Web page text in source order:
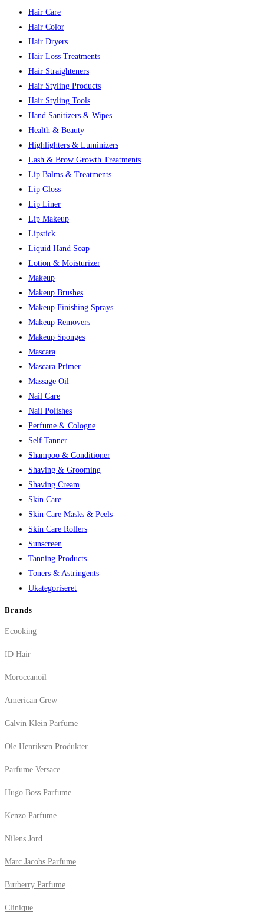
Hair Care
Hair Color
Hair Dryers
Hair Loss Treatments
Hair Straighteners
Hair Styling Products
Hair Styling Tools
Hand Sanitizers & Wipes
Health & Beauty
Highlighters & Luminizers
Lash & Brow Growth Treatments
Lip Balms & Treatments
Lip Gloss
Lip Liner
Lip Makeup
Lipstick
Liquid Hand Soap
Lotion & Moisturizer
Makeup
Makeup Brushes
Makeup Finishing Sprays
Makeup Removers
Makeup Sponges
Mascara
Mascara Primer
Massage Oil
Nail Care
Nail Polishes
Perfume & Cologne
Self Tanner
Shampoo & Conditioner
Shaving & Grooming
Shaving Cream
Skin Care
Skin Care Masks & Peels
Skin Care Rollers
Sunscreen
Tanning Products
Toners & Astringents
Ukategoriseret
Brands
Ecooking
ID Hair
Moroccanoil
American Crew
Calvin Klein Parfume
Ole Henriksen Produkter
Parfume Versace
Hugo Boss Parfume
Kenzo Parfume
Nilens Jord
Marc Jacobs Parfume
Burberry Parfume
Clinique